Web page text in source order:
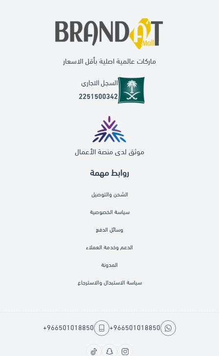
روابط مهمة
الشحن والتوصيل
سياسة الخصوصية
وسائل الدفع
الدعم وخدمة العملاء
المدونة
سياسة الاستبدال والاسترجاع
ماركات عالمية اصلية بأقل الاسعار
السجل التجاري
2251500342
موثق لدى منصة الأعمال
+966501018850
+966501018850